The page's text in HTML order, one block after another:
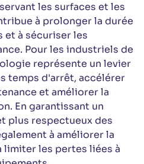
les surfaces et les
à prolonger la durée
et à sécuriser les
Pour les industriels de
représente un levier
temps d'arrêt, accélérer
et améliorer la
En garantissant un
plus respectueux des
à améliorer la
les pertes liées à